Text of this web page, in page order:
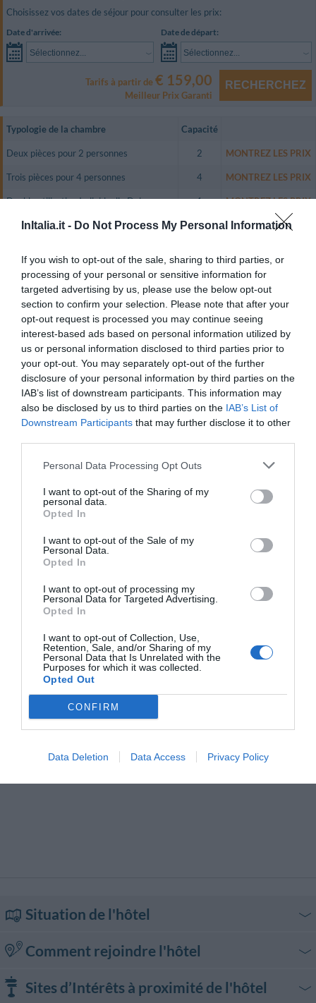
InItalia.it - Do Not Process My Personal Information
If you wish to opt-out of the sale, sharing to third parties, or
processing of your personal or sensitive information for
targeted advertising by us, please use the below opt-out
section to confirm your selection. Please note that after your
opt-out request is processed you may continue seeing
interest-based ads based on personal information utilized by
us or personal information disclosed to third parties prior to
your opt-out. You may separately opt-out of the further
disclosure of your personal information by third parties on the
IAB’s list of downstream participants. This information may
also be disclosed by us to third parties on the IAB’s List of
Downstream Participants that may further disclose it to other
Personal Data Processing Opt Outs
I want to opt-out of the Sharing of my
personal data.
Opted In
I want to opt-out of the Sale of my
Personal Data.
Opted In
I want to opt-out of processing my
Personal Data for Targeted Advertising.
Opted In
I want to opt-out of Collection, Use,
Retention, Sale, and/or Sharing of my
Personal Data that Is Unrelated with the
Purposes for which it was collected.
Opted Out
CONFIRM
Data Deletion Data Access Privacy Policy
Choisissez vos dates de séjour pour consulter les prix:
Date d'arrivée:
Sélectionnez...
Date de départ:
Sélectionnez...
Tarifs à partir de€ 159,00
Meilleur Prix Garanti
RECHERCHEZ
Typologie de la chambre Capacité
Deux pièces pour 2 personnes 2 MONTREZ LES PRIX
Trois pièces pour 4 personnes 4 MONTREZ LES PRIX
Double utilisation Individuelle Deluxe 1 MONTREZ LES PRIX
Double Deluxe avec lits séparés 2 MONTREZ LES PRIX
chambres, réparties sur trois étages. Dotées d'une entrée indépendante,
elles donnent toutes sur le jardin ou sur les terrasses privées.
À la fois grandes et lumineuses, les chambres sont soignées dans les
moindres détails. Elles sont climatisées et équipées d'un téléphone avec
ligne directe, d'un minibar, d'un coffre-fort, d'une connexion Internet, d'une
TV couleur LCD et d'une salle de bain privée.
Chambres disponibles: Deux pièces pour 2 personnes, Trois pièces pour 4
personnes, Double utilisation Individuelle Deluxe, Double Deluxe avec lits
séparés.
Services inclus dans le prix
Coffre-fort
Connexion à Internet
Salle TV
Solarium
Restaurant et Bar
Le copieux petit-déjeuner est servi dans la salle prévue à cet effet ou bien
dans le jardin.
Services payants
Excursions
Guichet excursions
Location bicyclettes
Parking avec box privé dans
préférentiels
Transfert de/pour aéroport
Transfert de/pour port
Caractéristiques de l'hôtel
Chambres non-fumeur
Récemment restructuré
Terrasse
Situation de l'hôtel
Comment rejoindre l'hôtel
En voiture
De l'autoroute A3 Napoli – Reggio Calabria, sortir à Castellammare di
Sites d’Intérêts à proximité de l'hôtel